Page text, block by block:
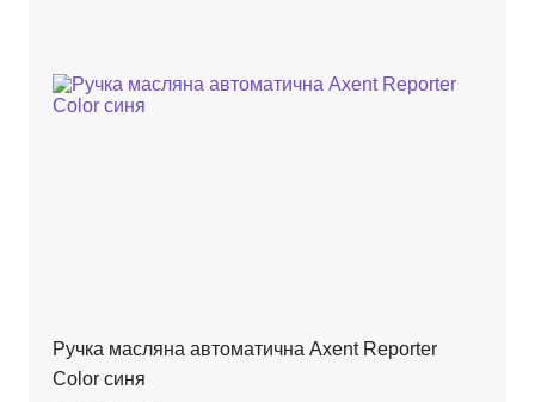
Ручка масляна автоматична Axent Reporter
Color синя